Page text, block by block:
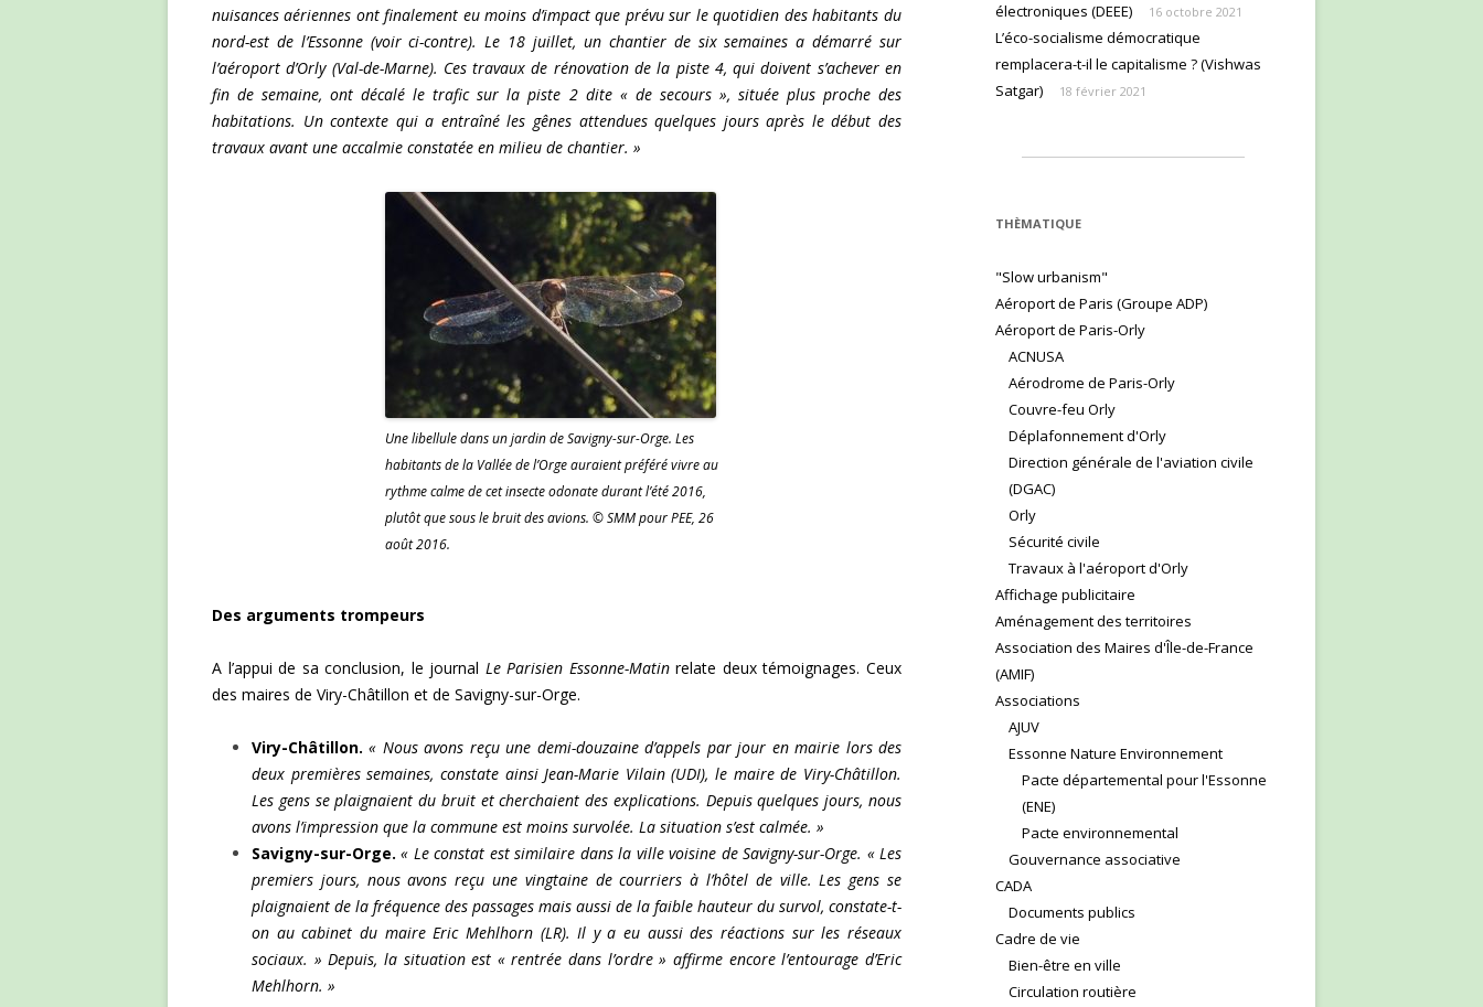
nuisances aériennes ont finalement eu moins d’impact que prévu sur le quotidien des habitants du
nord-est de l’Essonne (voir ci-contre). Le 18 juillet, un chantier de six semaines a démarré sur
l’aéroport d’Orly (Val-de-Marne). Ces travaux de rénovation de la piste 4, qui doivent s’achever en
fin de semaine, ont décalé le trafic sur la piste 2 dite « de secours », située plus proche des
habitations. Un contexte qui a entraîné les gênes attendues quelques jours après le début des
travaux avant une accalmie constatée en milieu de chantier. »
Une libellule dans un jardin de Savigny-sur-Orge. Les
habitants de la Vallée de l’Orge auraient préféré vivre au
rythme calme de cet insecte odonate durant l’été 2016,
plutôt que sous le bruit des avions. © SMM pour PEE, 26
août 2016.
Des arguments trompeurs
A l’appui de sa conclusion, le journal Le Parisien Essonne-Matinrelate deux témoignages. Ceux
des maires de Viry-Châtillon et de Savigny-sur-Orge.
Viry-Châtillon. « Nous avons reçu une demi-douzaine d’appels par jour en mairie lors des
deux premières semaines, constate ainsi Jean-Marie Vilain (UDI), le maire de Viry-Châtillon.
Les gens se plaignaient du bruit et cherchaient des explications. Depuis quelques jours, nous
avons l’impression que la commune est moins survolée. La situation s’est calmée. »
Savigny-sur-Orge. « Le constat est similaire dans la ville voisine de Savigny-sur-Orge. « Les
premiers jours, nous avons reçu une vingtaine de courriers à l’hôtel de ville. Les gens se
plaignaient de la fréquence des passages mais aussi de la faible hauteur du survol, constate-t-
on au cabinet du maire Eric Mehlhorn (LR). Il y a eu aussi des réactions sur les réseaux
sociaux. » Depuis, la situation est « rentrée dans l’ordre » affirme encore l’entourage d’Eric
Mehlhorn. »
électroniques (DEEE)
16 octobre 2021
L’éco-socialisme démocratique
remplacera-t-il le capitalisme ? (Vishwas
Satgar)
18 février 2021
THÈMATIQUE
"Slow urbanism"
Aéroport de Paris (Groupe ADP)
Aéroport de Paris-Orly
ACNUSA
Aérodrome de Paris-Orly
Couvre-feu Orly
Déplafonnement d'Orly
Direction générale de l'aviation civile
(DGAC)
Orly
Sécurité civile
Travaux à l'aéroport d'Orly
Affichage publicitaire
Aménagement des territoires
Association des Maires d'Île-de-France
(AMIF)
Associations
AJUV
Essonne Nature Environnement
Pacte départemental pour l'Essonne
(ENE)
Pacte environnemental
Gouvernance associative
CADA
Documents publics
Cadre de vie
Bien-être en ville
Circulation routière